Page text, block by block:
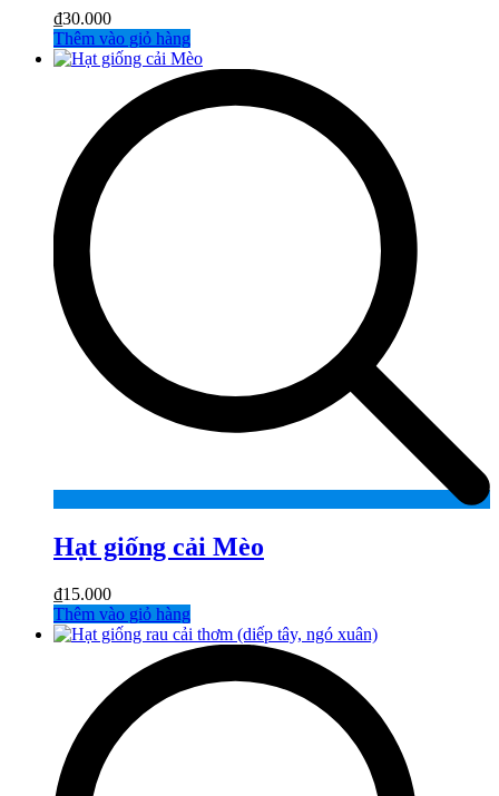
₫30.000
Thêm vào giỏ hàng
Hạt giống cải Mèo
₫15.000
Thêm vào giỏ hàng